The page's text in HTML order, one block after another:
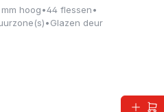
mm hoog•44 flessen•
•Glazen deur